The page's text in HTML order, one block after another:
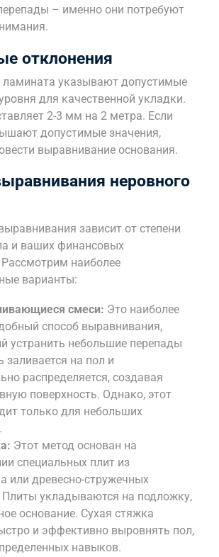
– именно они потребуют
отклонения
ламината указывают допустимые
для качественной укладки.
2-3 мм на 2 метра. Если
допустимые значения,
выравнивание основания.
неровного
зависит от степени
и ваших финансовых
наиболее
варианты:
смеси: Это наиболее
способ выравнивания,
устранить небольшие перепады
заливается на пол и
распределяется, создавая
поверхность. Однако, этот
только для небольших
Этот метод основан на
специальных плит из
или древесно-стружечных
Плиты укладываются на подложку,
основание. Сухая стяжка
и эффективно выровнять пол,
навыков.